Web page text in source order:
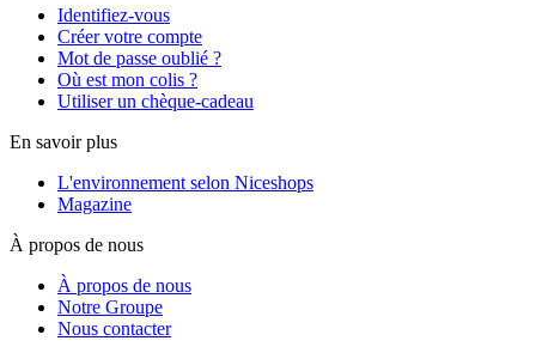
Identifiez-vous
Créer votre compte
Mot de passe oublié ?
Où est mon colis ?
Utiliser un chèque-cadeau
En savoir plus
L'environnement selon Niceshops
Magazine
À propos de nous
À propos de nous
Notre Groupe
Nous contacter